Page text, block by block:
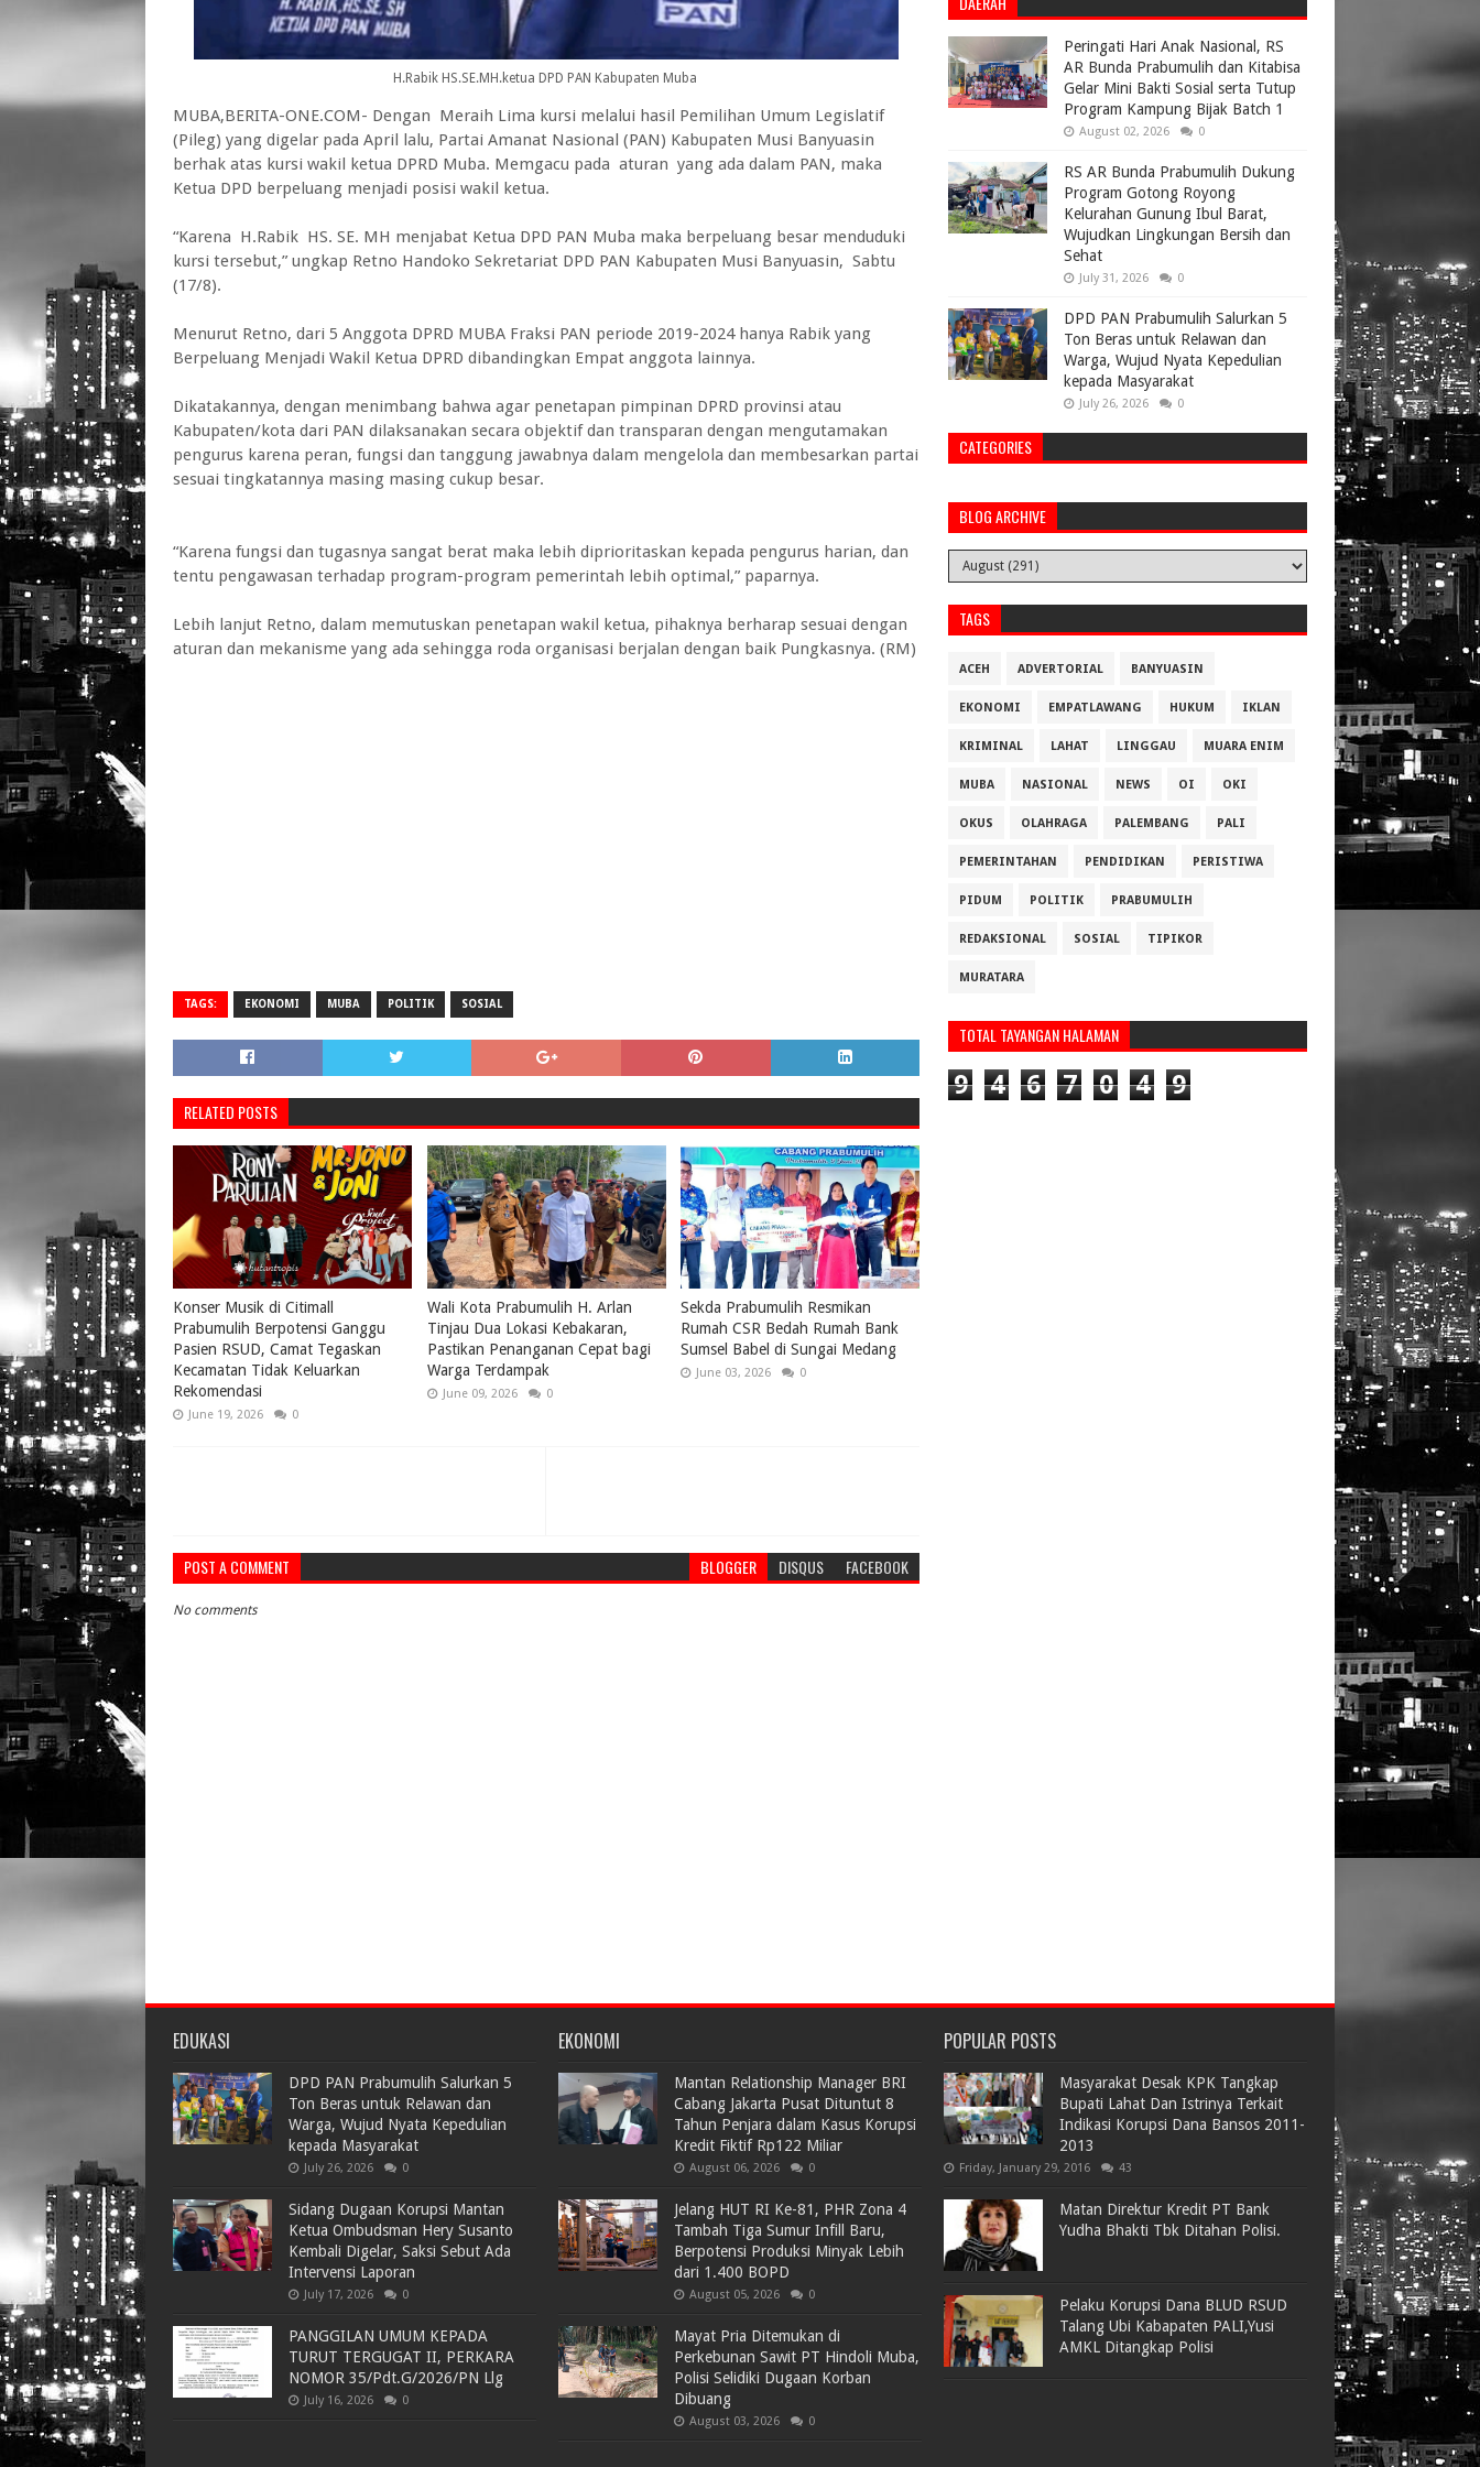
H.Rabik HS.SE.MH.ketua DPD PAN Kabupaten Muba
MUBA,BERITA-ONE.COM- Dengan Meraih Lima kursi melalui hasil Pemilihan Umum Legislatif
(Pileg) yang digelar pada April lalu, Partai Amanat Nasional (PAN) Kabupaten Musi Banyuasin
berhak atas kursi wakil ketua DPRD Muba. Memgacu pada aturan yang ada dalam PAN, maka
Ketua DPD berpeluang menjadi posisi wakil ketua.
“Karena H.Rabik HS. SE. MH menjabat Ketua DPD PAN Muba maka berpeluang besar menduduki
kursi tersebut,” ungkap Retno Handoko Sekretariat DPD PAN Kabupaten Musi Banyuasin, Sabtu
(17/8).
Menurut Retno, dari 5 Anggota DPRD MUBA Fraksi PAN periode 2019-2024 hanya Rabik yang
Berpeluang Menjadi Wakil Ketua DPRD dibandingkan Empat anggota lainnya.
Dikatakannya, dengan menimbang bahwa agar penetapan pimpinan DPRD provinsi atau
Kabupaten/kota dari PAN dilaksanakan secara objektif dan transparan dengan mengutamakan
pengurus karena peran, fungsi dan tanggung jawabnya dalam mengelola dan membesarkan partai
sesuai tingkatannya masing masing cukup besar.
“Karena fungsi dan tugasnya sangat berat maka lebih diprioritaskan kepada pengurus harian, dan
tentu pengawasan terhadap program-program pemerintah lebih optimal,” paparnya.
Lebih lanjut Retno, dalam memutuskan penetapan wakil ketua, pihaknya berharap sesuai dengan
aturan dan mekanisme yang ada sehingga roda organisasi berjalan dengan baik Pungkasnya. (RM)
TAGS: EKONOMI MUBA POLITIK SOSIAL
RELATED POSTS
Konser Musik di Citimall
Prabumulih Berpotensi Ganggu
Pasien RSUD, Camat Tegaskan
Kecamatan Tidak Keluarkan
Rekomendasi
June 19, 2026 0
Wali Kota Prabumulih H. Arlan
Tinjau Dua Lokasi Kebakaran,
Pastikan Penanganan Cepat bagi
Warga Terdampak
June 09, 2026 0
Sekda Prabumulih Resmikan
Rumah CSR Bedah Rumah Bank
Sumsel Babel di Sungai Medang
June 03, 2026 0
POST A COMMENT BLOGGER DISQUS FACEBOOK
No comments
Peringati Hari Anak Nasional, RS
AR Bunda Prabumulih dan Kitabisa
Gelar Mini Bakti Sosial serta Tutup
Program Kampung Bijak Batch 1
August 02, 2026 0
RS AR Bunda Prabumulih Dukung
Program Gotong Royong
Kelurahan Gunung Ibul Barat,
Wujudkan Lingkungan Bersih dan
Sehat
July 31, 2026 0
DPD PAN Prabumulih Salurkan 5
Ton Beras untuk Relawan dan
Warga, Wujud Nyata Kepedulian
kepada Masyarakat
July 26, 2026 0
CATEGORIES
BLOG ARCHIVE
TAGS
ACEH ADVERTORIAL BANYUASIN
EKONOMI EMPATLAWANG HUKUM IKLAN
KRIMINAL LAHAT LINGGAU MUARA ENIM
MUBA NASIONAL NEWS OI OKI
OKUS OLAHRAGA PALEMBANG PALI
PEMERINTAHAN PENDIDIKAN PERISTIWA
PIDUM POLITIK PRABUMULIH
REDAKSIONAL SOSIAL TIPIKOR
MURATARA
TOTAL TAYANGAN HALAMAN
9 4 6 7 0 4 9
EDUKASI
DPD PAN Prabumulih Salurkan 5
Ton Beras untuk Relawan dan
Warga, Wujud Nyata Kepedulian
kepada Masyarakat
July 26, 2026 0
Sidang Dugaan Korupsi Mantan
Ketua Ombudsman Hery Susanto
Kembali Digelar, Saksi Sebut Ada
Intervensi Laporan
July 17, 2026 0
PANGGILAN UMUM KEPADA
TURUT TERGUGAT II, PERKARA
NOMOR 35/Pdt.G/2026/PN Llg
July 16, 2026 0
EKONOMI
Mantan Relationship Manager BRI
Cabang Jakarta Pusat Dituntut 8
Tahun Penjara dalam Kasus Korupsi
Kredit Fiktif Rp122 Miliar
August 06, 2026 0
Jelang HUT RI Ke-81, PHR Zona 4
Tambah Tiga Sumur Infill Baru,
Berpotensi Produksi Minyak Lebih
dari 1.400 BOPD
August 05, 2026 0
Mayat Pria Ditemukan di
Perkebunan Sawit PT Hindoli Muba,
Polisi Selidiki Dugaan Korban
Dibuang
August 03, 2026 0
POPULAR POSTS
Masyarakat Desak KPK Tangkap
Bupati Lahat Dan Istrinya Terkait
Indikasi Korupsi Dana Bansos 2011-
2013
Friday, January 29, 2016 43
Matan Direktur Kredit PT Bank
Yudha Bhakti Tbk Ditahan Polisi.
Pelaku Korupsi Dana BLUD RSUD
Talang Ubi Kabapaten PALI,Yusi
AMKL Ditangkap Polisi